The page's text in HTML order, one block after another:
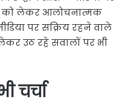
को लेकर आलोचनात्मक
पर सक्रिय रहने वाले
उठ रहे सवालों पर भी
चर्चा